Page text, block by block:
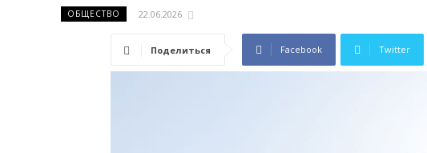
ОБЩЕСТВО 22.06.2026
Поделиться Facebook Twitter